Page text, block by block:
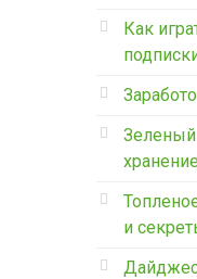
Как
и